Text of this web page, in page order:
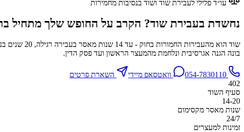
עו״ד פלילי לעבירת שוד ושוד בנסיבות מחמירות
נחשדת בעבירת שוד? הקרב על החופש שלך מתחיל
שוד הוא
בונה הגנה אגרסיבית ונלחמת מהמעצר הראשון ועד פסק הדין.
054-7830110 וואטסאפ מיידי
השארת פרטים
402
סעיף השוד
14-20
שנות מאסר מקסימום
24/7
זמינות למעצרים